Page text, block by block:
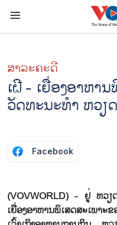
ສາລະຄະດີ
ເຝີ - ເຍື່ອງອາຫາ
ວັດທະນະທຳ ຫວຽ
Facebook
(VOVWORLD) - ຢູ່ ຫວ
ເຍື່ອງອາຫານພິເສດສະເພາ